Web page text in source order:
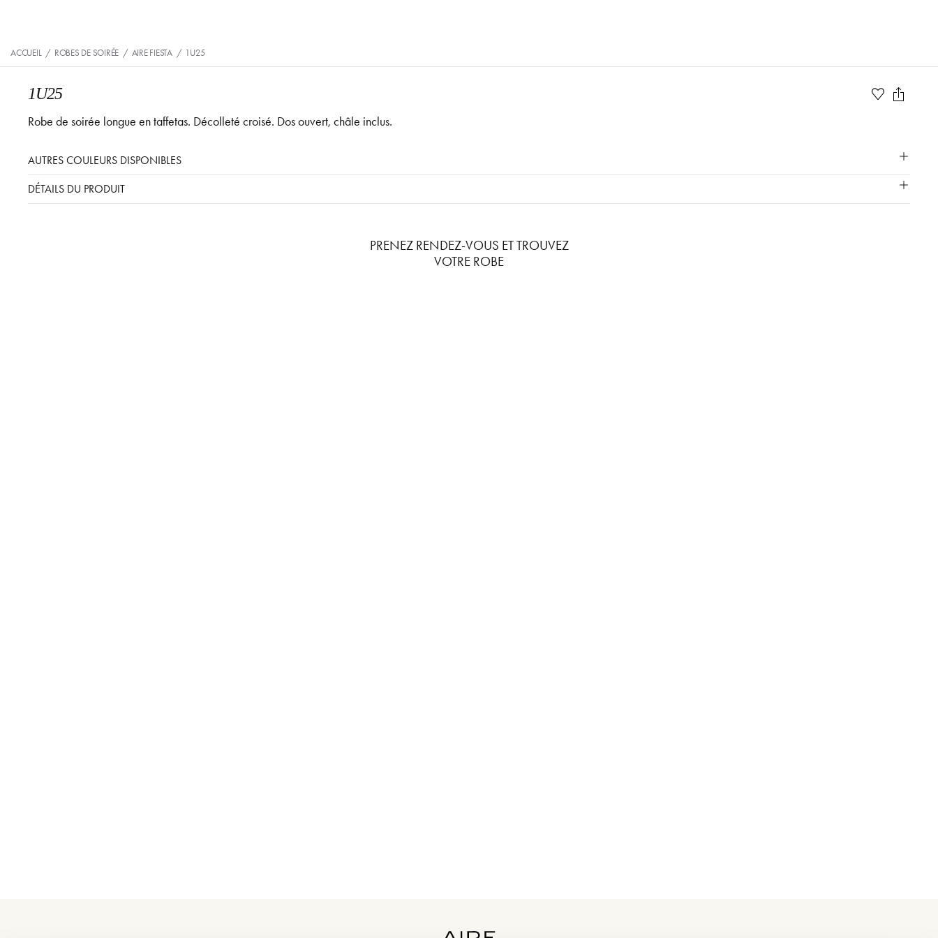
ACCUEIL / ROBES DE SOIRÉE / AIRE FIESTA / 1U25
1U25
Robe de soirée longue en taffetas. Décolleté croisé. Dos ouvert, châle inclus.
AUTRES COULEURS DISPONIBLES
DÉTAILS DU PRODUIT
PRENEZ RENDEZ-VOUS ET TROUVEZ
VOTRE ROBE